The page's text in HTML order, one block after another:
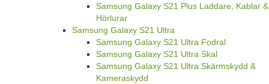
Samsung Galaxy S21 Plus Laddare, Kablar &
Hörlurar
Samsung Galaxy S21 Ultra
Samsung Galaxy S21 Ultra Fodral
Samsung Galaxy S21 Ultra Skal
Samsung Galaxy S21 Ultra Skärmskydd &
Kameraskydd